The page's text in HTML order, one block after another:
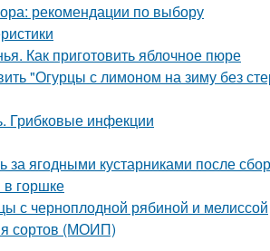
рекомендации по выбору
Как приготовить яблочное пюре
"Огурцы с лимоном на зиму без
Грибковые инфекции
за ягодными кустарниками после
горшке
с черноплодной рябиной и мелиссой
сортов (МОИП)